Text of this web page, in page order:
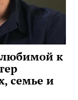
любимой к
семье и